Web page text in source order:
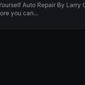
Auto Repair By Larry
you can...